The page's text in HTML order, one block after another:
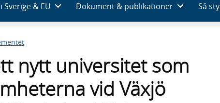
framträder
en
& EU Dokument & publikationer Så
nytt universitet som
vid Växjö